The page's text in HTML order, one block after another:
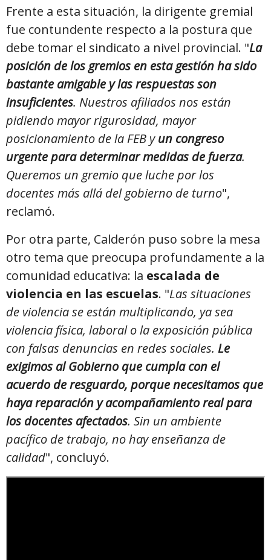
Frente a esta situación, la dirigente gremial
fue contundente respecto a la postura que
debe tomar el sindicato a nivel provincial. "La
posición de los gremios en esta gestión ha sido
bastante amigable y las respuestas son
insuficientes. Nuestros afiliados nos están
pidiendo mayor rigurosidad, mayor
posicionamiento de la FEB yun congreso
urgente para determinar medidas de fuerza.
Queremos un gremio que luche por los
docentes más allá del gobierno de turno",
reclamó.
Por otra parte, Calderón puso sobre la mesa
otro tema que preocupa profundamente a la
comunidad educativa: la escalada de
violencia en las escuelas. "Las situaciones
de violencia se están multiplicando, ya sea
violencia física, laboral o la exposición pública
con falsas denuncias en redes sociales. Le
exigimos al Gobierno que cumpla con el
acuerdo de resguardo, porque necesitamos que
haya reparación y acompañamiento real para
los docentes afectados. Sin un ambiente
pacífico de trabajo, no hay enseñanza de
calidad", concluyó.